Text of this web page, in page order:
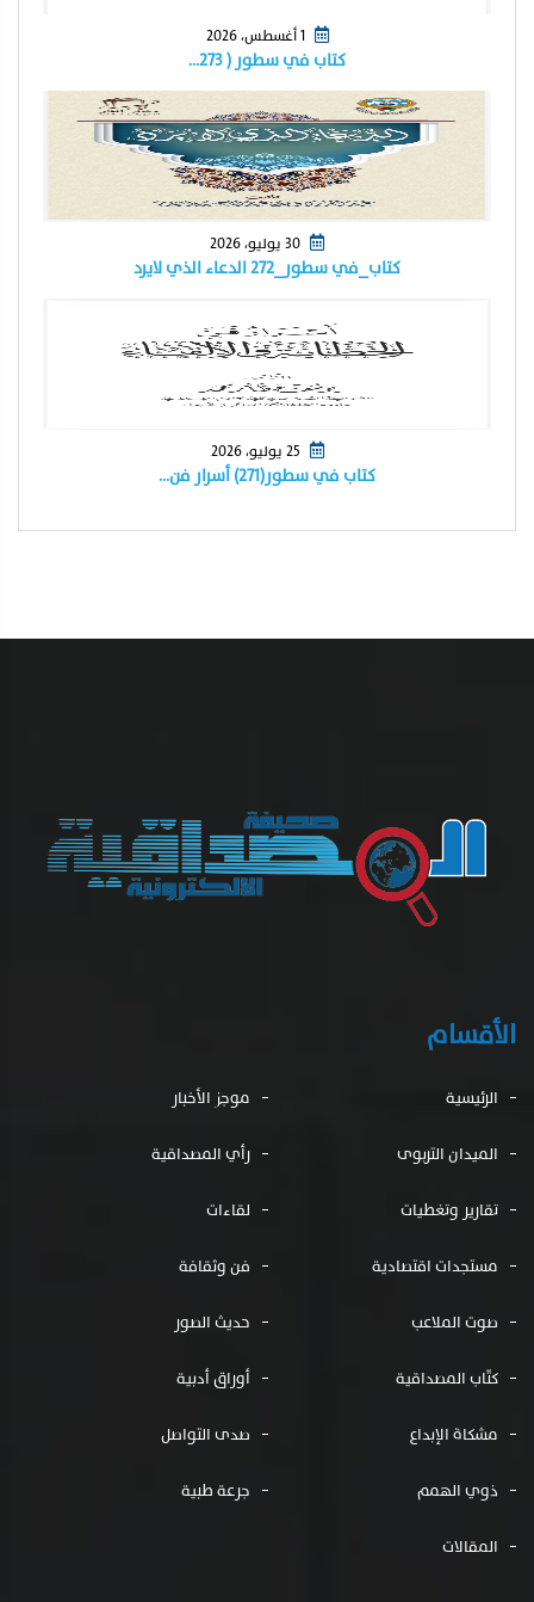
1 أغسطس، 2026
كتاب في سطور ( ٢٧٣…
كتاب_في سطور_٢٧٢ الدعاء الذي لايرد
كتاب في سطور(٢٧١) أسرار فن…
الأقسام
الرئيسية موجز الأخبار
الميدان التربوى رأي المصداقية
تقارير وتغطيات لقاءات
مستجدات اقتصادية فن وثقافة
صوت الملاعب حديث الصور
كتّاب المصداقية أوراق أدبية
مشكاة الإبداع صدى التواصل
ذوي الهمم جرعة طبية
المقالات